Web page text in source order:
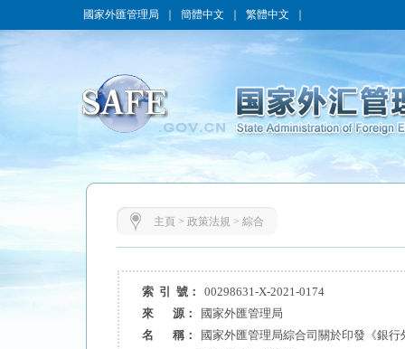
國家外匯管理局 簡體中文 繁體中文
主頁 > 政策法規 > 綜合
索 引 號：
00298631-X-2021-0174
來 源：
國家外匯管理局
名 稱：
國家外匯管理局綜合司關於印發《銀